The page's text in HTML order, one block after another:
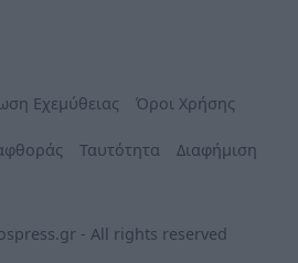
Εχεμύθειας Όροι Χρήσης
Ταυτότητα Διαφήμιση
- All rights reserved